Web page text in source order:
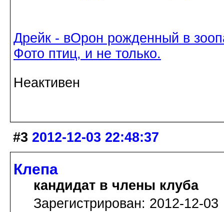
Дрейк - вОрон рожденный в
Фото птиц, и не только.
Неактивен
#3 2012-12-03 22:48:37
Клепа
кандидат в члены клуба
Зарегистрирован: 2012-12-03